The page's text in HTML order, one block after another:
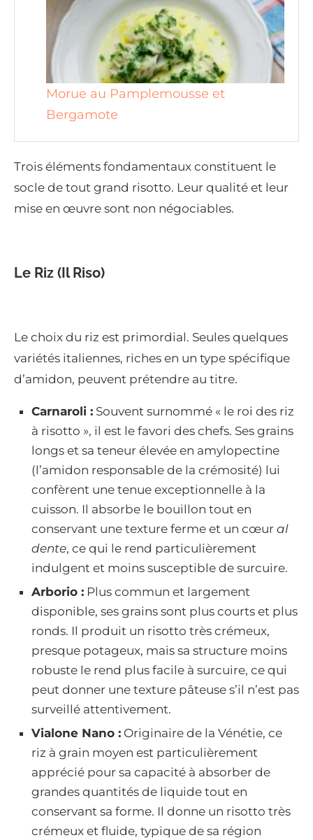
Morue au Pamplemousse et
Bergamote
Trois éléments fondamentaux constituent le
socle de tout grand risotto. Leur qualité et leur
mise en œuvre sont non négociables.
Le Riz (Il Riso)
Le choix du riz est primordial. Seules quelques
variétés italiennes, riches en un type spécifique
d’amidon, peuvent prétendre au titre.
Carnaroli : Souvent surnommé « le roi des riz
à risotto », il est le favori des chefs. Ses grains
longs et sa teneur élevée en amylopectine
(l’amidon responsable de la crémosité) lui
confèrent une tenue exceptionnelle à la
cuisson. Il absorbe le bouillon tout en
conservant une texture ferme et un cœur al
dente, ce qui le rend particulièrement
indulgent et moins susceptible de surcuire.
Arborio : Plus commun et largement
disponible, ses grains sont plus courts et plus
ronds. Il produit un risotto très crémeux,
presque potageux, mais sa structure moins
robuste le rend plus facile à surcuire, ce qui
peut donner une texture pâteuse s’il n’est pas
surveillé attentivement.
Vialone Nano : Originaire de la Vénétie, ce
riz à grain moyen est particulièrement
apprécié pour sa capacité à absorber de
grandes quantités de liquide tout en
conservant sa forme. Il donne un risotto très
crémeux et fluide, typique de sa région